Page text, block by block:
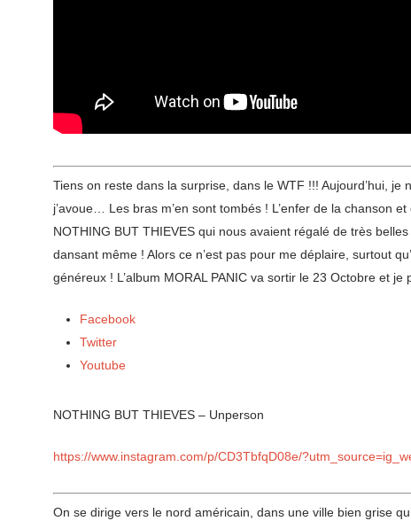
Tiens on reste dans la surprise, dans le WTF !!! Aujourd’hui,
j’avoue… Les bras m’en sont tombés ! L’enfer de la chanson
NOTHING BUT THIEVES qui nous avaient régalé de très
dansant même ! Alors ce n’est pas pour me déplaire, surtout
généreux ! L’album MORAL PANIC va sortir le 23 Octobre et
Facebook
Twitter
Youtube
NOTHING BUT THIEVES – Unperson
https://www.instagram.com/p/CD3TbfqD08e/
On se dirige vers le nord américain, dans une ville bien grise